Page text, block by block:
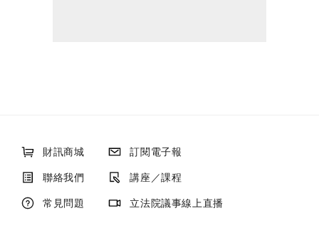
財訊商城
訂閱電子報
聯絡我們
講座／課程
常見問題
立法院議事線上直播